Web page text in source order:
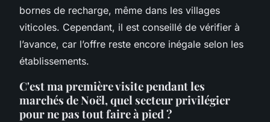
bornes de recharge, même dans les villages
viticoles. Cependant, il est conseillé de vérifier à
l’avance, car l’offre reste encore inégale selon les
établissements.
C'est ma première visite pendant les
marchés de Noël, quel secteur privilégier
pour ne pas tout faire à pied ?